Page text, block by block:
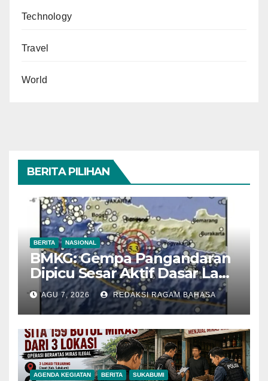
Technology
Travel
World
BERITA PILIHAN
BERITA NASIONAL
BMKG: Gempa Pangandaran
Dipicu Sesar Aktif Dasar Laut,
Getarannya Terasa hingga
Sukabumi
AGU 7, 2026 REDAKSI RAGAM BAHASA
AGENDA KEGIATAN BERITA SUKABUMI